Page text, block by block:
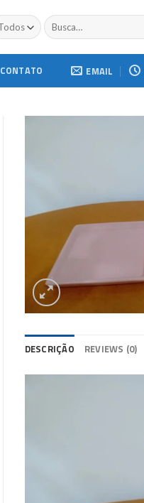
Buscar
por:
CONTATO EMAIL
DESCRIÇÃO REVIEWS (0)